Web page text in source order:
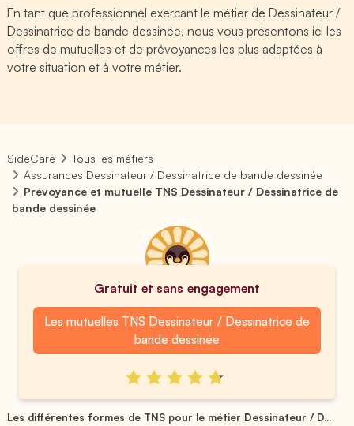
En tant que professionnel exercant le métier de Dessinateur /
Dessinatrice de bande dessinée, nous vous présentons ici les
offres de mutuelles et de prévoyances les plus adaptées à
votre situation et à votre métier.
SideCare
Tous les métiers
Assurances Dessinateur / Dessinatrice de bande dessinée
Prévoyance et mutuelle TNS Dessinateur / Dessinatrice de
bande dessinée
Gratuit et sans engagement
Les mutuelles TNS Dessinateur / Dessinatrice de
bande dessinée
Les différentes formes de TNS pour le métier Dessinateur / D...